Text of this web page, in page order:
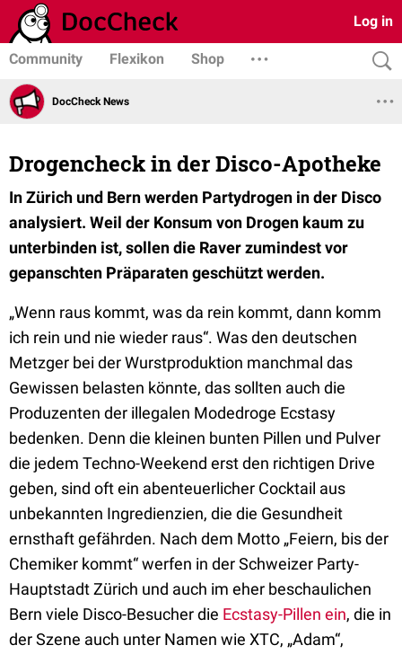
Log in
Community Flexikon Shop
DocCheck News
Drogencheck in der Disco-Apotheke
In Zürich und Bern werden Partydrogen in der Disco
analysiert. Weil der Konsum von Drogen kaum zu
unterbinden ist, sollen die Raver zumindest vor
gepanschten Präparaten geschützt werden.
„Wenn raus kommt, was da rein kommt, dann komm
ich rein und nie wieder raus“. Was den deutschen
Metzger bei der Wurstproduktion manchmal das
Gewissen belasten könnte, das sollten auch die
Produzenten der illegalen Modedroge Ecstasy
bedenken. Denn die kleinen bunten Pillen und Pulver
die jedem Techno-Weekend erst den richtigen Drive
geben, sind oft ein abenteuerlicher Cocktail aus
unbekannten Ingredienzien, die die Gesundheit
ernsthaft gefährden. Nach dem Motto „Feiern, bis der
Chemiker kommt“ werfen in der Schweizer Party-
Hauptstadt Zürich und auch im eher beschaulichen
Bern viele Disco-Besucher die Ecstasy-Pillen ein, die in
der Szene auch unter Namen wie XTC, „Adam“,